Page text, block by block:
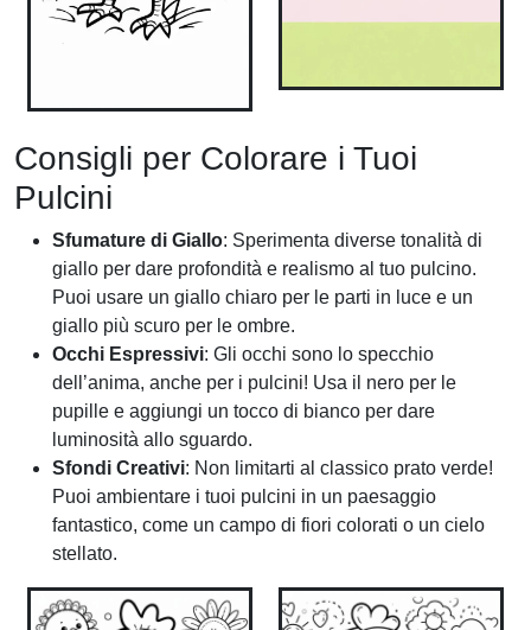
Consigli per Colorare i Tuoi
Pulcini
Sfumature di Giallo: Sperimenta diverse tonalità di
giallo per dare profondità e realismo al tuo pulcino.
Puoi usare un giallo chiaro per le parti in luce e un
giallo più scuro per le ombre.
Occhi Espressivi: Gli occhi sono lo specchio
dell’anima, anche per i pulcini! Usa il nero per le
pupille e aggiungi un tocco di bianco per dare
luminosità allo sguardo.
Sfondi Creativi: Non limitarti al classico prato verde!
Puoi ambientare i tuoi pulcini in un paesaggio
fantastico, come un campo di fiori colorati o un cielo
stellato.